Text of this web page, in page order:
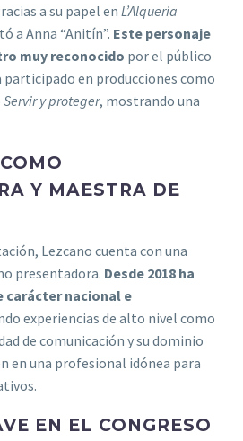
a su papel en L’Alqueria
a Anna “Anitín”. Este personaje
muy reconocido por el público
participado en producciones como
Servir y proteger, mostrando una
Y MAESTRA DE
Lezcano cuenta con una
presentadora. Desde 2018 ha
carácter nacional e
experiencias de alto nivel como
de comunicación y su dominio
en una profesional idónea para
EN EL CONGRESO